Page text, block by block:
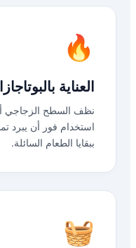
🔥
العناية
نظف السطح الزجاجي
استخدام فور أن يبرد
ببقايا الطعام السائلة.
🧺